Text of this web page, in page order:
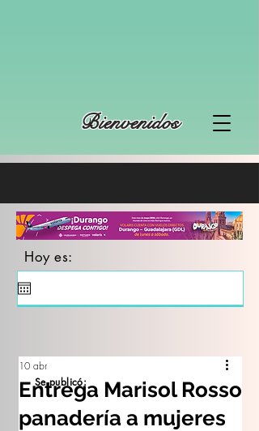
Bienvenidos
Hoy es:
Entrega Marisol Rosso
panadería a mujeres
10 abr
Se publicó: